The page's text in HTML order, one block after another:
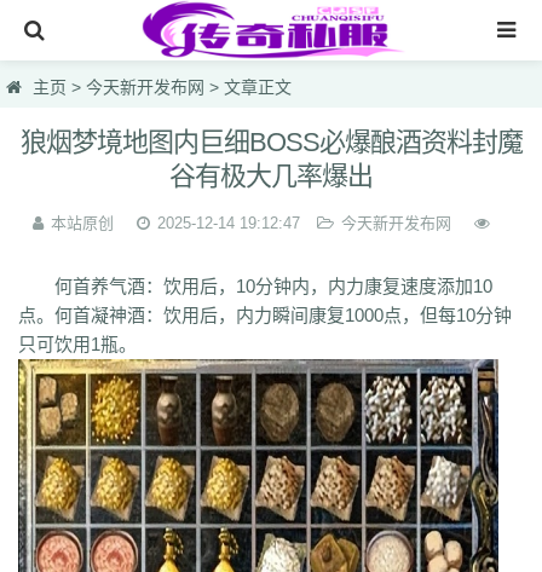
网站首页
传奇私服
今天新开传奇
每日首区
今天新开发布网
主页 > 今天新开发布网 > 文章正文
狼烟梦境地图内巨细BOSS必爆酿酒资料封魔
谷有极大几率爆出
本站原创 2025-12-14 19:12:47 今天新开发布网
何首养气酒：饮用后，10分钟内，内力康复速度添加10
点。何首凝神酒：饮用后，内力瞬间康复1000点，但每10分钟
只可饮用1瓶。